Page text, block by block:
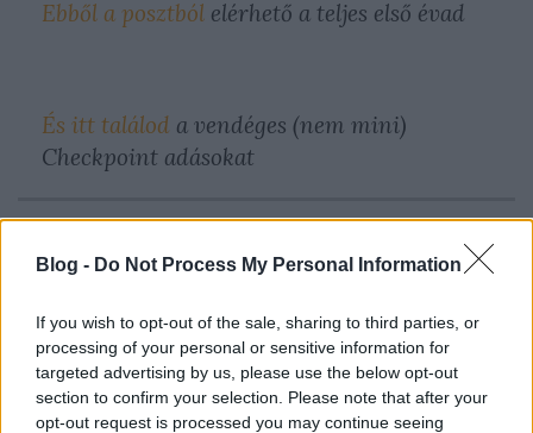
Blog - Do Not Process My Personal Information
If you wish to opt-out of the sale, sharing to third parties, or
processing of your personal or sensitive information for
targeted advertising by us, please use the below opt-out
section to confirm your selection. Please note that after your
opt-out request is processed you may continue seeing
Ebből a posztból elérhető a teljes első évad
És itt találod a vendéges (nem mini)
Checkpoint adásokat
Címkék:retro közösség podcast checkpoint mini alekszej
pazsitnov